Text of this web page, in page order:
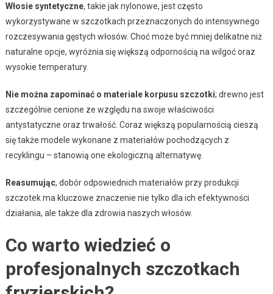
Włosie syntetyczne, takie jak nylonowe, jest często
wykorzystywane w szczotkach przeznaczonych do intensywnego
rozczesywania gęstych włosów. Choć może być mniej delikatne niż
naturalne opcje, wyróżnia się większą odpornością na wilgoć oraz
wysokie temperatury.
Nie można zapominać o materiale korpusu szczotki; drewno jest
szczególnie cenione ze względu na swoje właściwości
antystatyczne oraz trwałość. Coraz większą popularnością cieszą
się także modele wykonane z materiałów pochodzących z
recyklingu – stanowią one ekologiczną alternatywę.
Reasumując, dobór odpowiednich materiałów przy produkcji
szczotek ma kluczowe znaczenie nie tylko dla ich efektywności
działania, ale także dla zdrowia naszych włosów.
Co warto wiedzieć o
profesjonalnych szczotkach